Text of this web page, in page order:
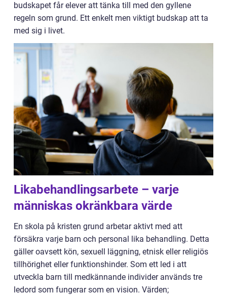
budskapet får elever att tänka till med den gyllene
regeln som grund. Ett enkelt men viktigt budskap att ta
med sig i livet.
Likabehandlingsarbete – varje
människas okränkbara värde
En skola på kristen grund arbetar aktivt med att
försäkra varje barn och personal lika behandling. Detta
gäller oavsett kön, sexuell läggning, etnisk eller religiös
tillhörighet eller funktionshinder. Som ett led i att
utveckla barn till medkännande individer används tre
ledord som fungerar som en vision. Värden;